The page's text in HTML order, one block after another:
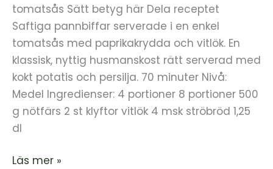
tomatsås Sätt betyg här Dela receptet
Saftiga pannbiffar serverade i en enkel
tomatsås med paprikakrydda och vitlök. En
klassisk, nyttig husmanskost rätt serverad med
kokt potatis och persilja. 70 minuter Nivå:
Medel Ingredienser: 4 portioner 8 portioner 500
g nötfärs 2 st klyftor vitlök 4 msk ströbröd 1,25
dl
Läs mer »